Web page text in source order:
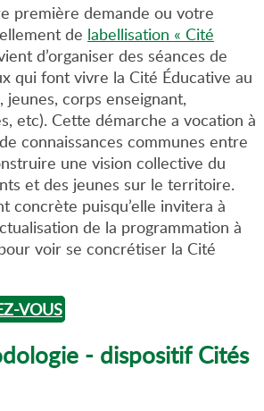
première demande ou votre
de labellisation « Cité
d’organiser des séances de
qui font vivre la Cité Éducative au
corps enseignant,
etc). Cette démarche a vocation à
connaissances communes entre
une vision collective du
et des jeunes sur le territoire.
concrète puisqu’elle invitera à
de la programmation à
voir se concrétiser la Cité
VOUS
- dispositif Cités